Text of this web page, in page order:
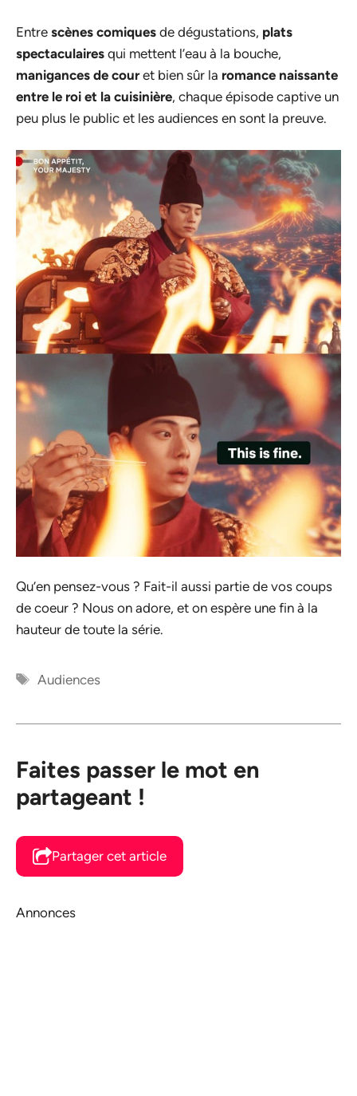
Entre scènes comiques de dégustations, plats
spectaculaires qui mettent l’eau à la bouche,
manigances de couret bien sûr la romance naissante
entre le roi et la cuisinière, chaque épisode captive un
peu plus le public et les audiences en sont la preuve.
Qu’en pensez-vous ? Fait-il aussi partie de vos coups
de coeur ? Nous on adore, et on espère une fin à la
hauteur de toute la série.
Étiquettes
Audiences
Faites passer le mot en
partageant !
Partager cet article
Annonces